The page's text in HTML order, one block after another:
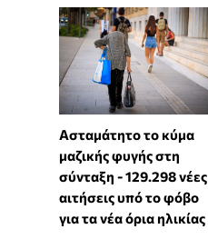
Ασταμάτητο το κύμα
μαζικής φυγής στη
σύνταξη - 129.298 νέες
αιτήσεις υπό το φόβο
για τα νέα όρια ηλικίας